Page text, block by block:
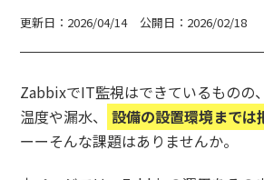
更新日：2026/04/14 公開日：2026/02/18
ZabbixでIT監視はできているものの
温度や漏水、
設備の設置環境までは
ーーそんな課題はありませんか。